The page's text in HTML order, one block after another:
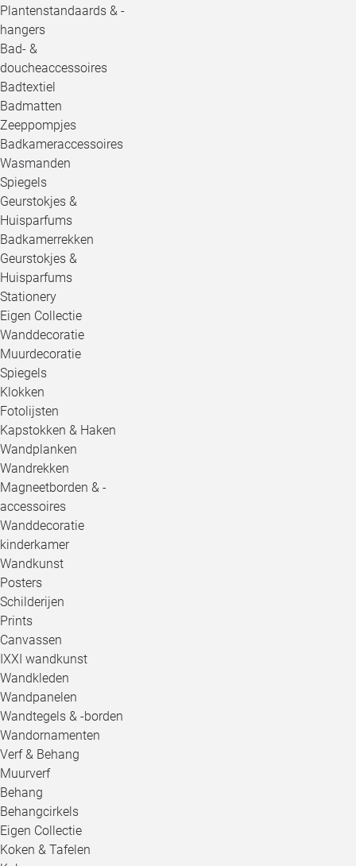
Plantenstandaards & -
hangers
Bad- &
doucheaccessoires
Badtextiel
Badmatten
Zeeppompjes
Badkameraccessoires
Wasmanden
Spiegels
Geurstokjes &
Huisparfums
Badkamerrekken
Geurstokjes &
Huisparfums
Stationery
Eigen Collectie
Wanddecoratie
Muurdecoratie
Spiegels
Klokken
Fotolijsten
Kapstokken & Haken
Wandplanken
Wandrekken
Magneetborden & -
accessoires
Wanddecoratie
kinderkamer
Wandkunst
Posters
Schilderijen
Prints
Canvassen
IXXI wandkunst
Wandkleden
Wandpanelen
Wandtegels & -borden
Wandornamenten
Verf & Behang
Muurverf
Behang
Behangcirkels
Eigen Collectie
Koken & Tafelen